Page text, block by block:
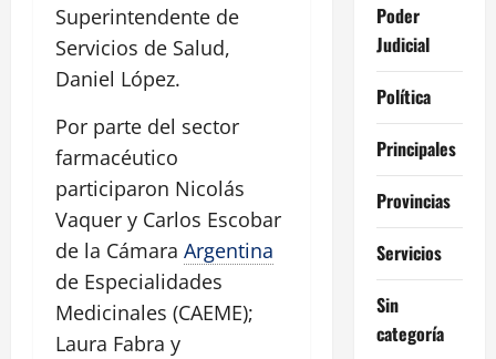
Superintendente de
Servicios de Salud,
Daniel López.
Por parte del sector
farmacéutico
participaron Nicolás
Vaquer y Carlos Escobar
de la Cámara Argentina
de Especialidades
Medicinales (CAEME);
Laura Fabra y
Poder
Judicial
Política
Principales
Provincias
Servicios
Sin
categoría